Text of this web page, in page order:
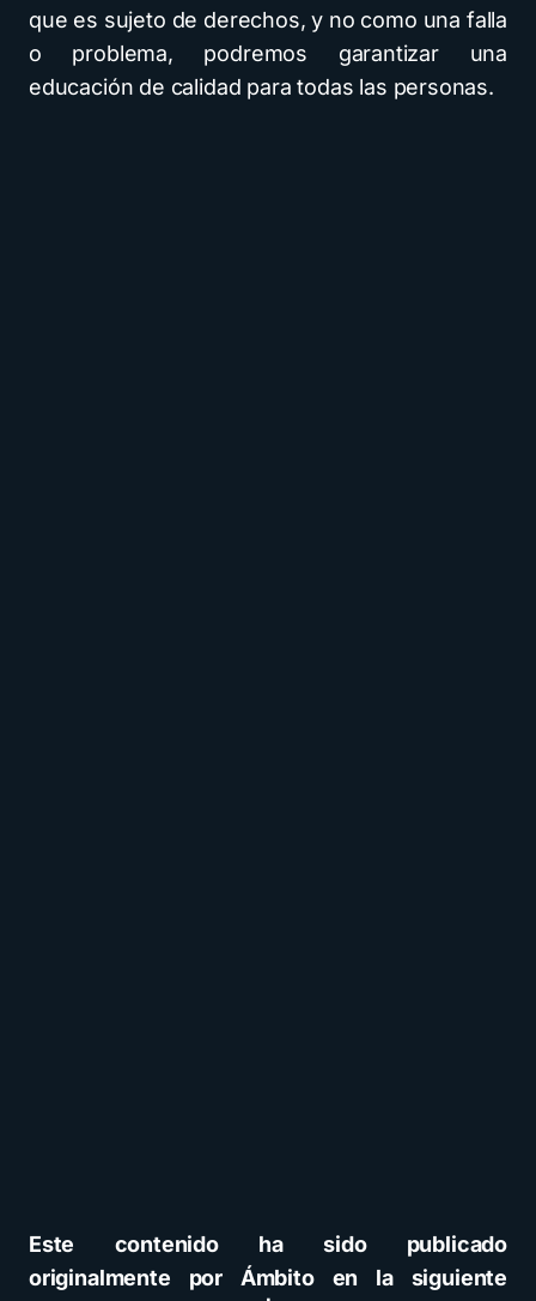
que es sujeto de derechos, y no como una falla
o problema, podremos garantizar una
educación de calidad para todas las personas.
Este contenido ha sido publicado
originalmente por Ámbito en la siguiente